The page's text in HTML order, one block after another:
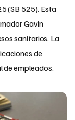
(SB 525). Esta
Gavin
sanitarios. La
de
de empleados.